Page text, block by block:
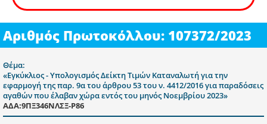
Αριθμός Πρωτοκόλλου: 107372/2023
Θέμα:
«Εγκύκλιος - Υπολογισμός Δείκτη Τιμών Καταναλωτή για την
εφαρμογή της παρ. 9α του άρθρου 53 του ν. 4412/2016 για παραδόσεις
αγαθών που έλαβαν χώρα εντός του μηνός Νοεμβρίου 2023»
ΑΔΑ:9ΠΞ346ΝΛΣΞ-Ρ86